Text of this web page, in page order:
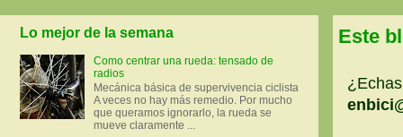
Este
Lo mejor de la semana
Como centrar una rueda: tensado de
radios
Mecánica básica de supervivencia ciclista
A veces no hay más remedio. Por mucho
que queramos ignorarlo, la rueda se
mueve claramente ...